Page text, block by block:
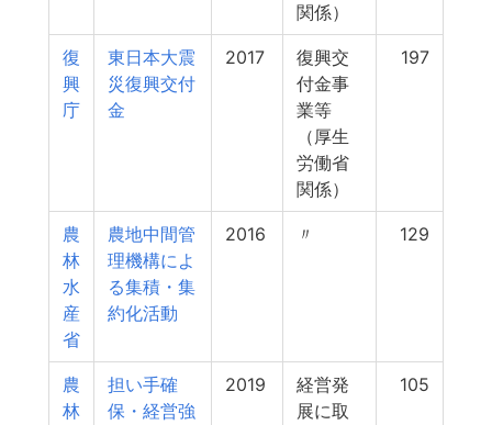
関係）
復
興
庁
東日本大震
災復興交付
金
2017
復興交
付金事
業等
（厚生
労働省
関係）
197
農
林
水
産
省
農地中間管
理機構によ
る集積・集
約化活動
2016 〃 129
農
林
担い手確
保・経営強
2019
経営発
展に取
105